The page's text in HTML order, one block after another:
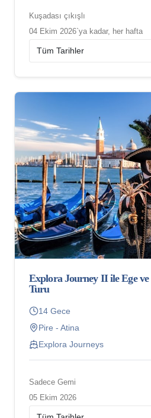
Kuşadası çıkışlı
04 Ekim 2026`ya kadar, her hafta
Explora Journey II ile Ege
Turu
14 Gece
Pire - Atina
Explora Journeys
Sadece Gemi
05 Ekim 2026